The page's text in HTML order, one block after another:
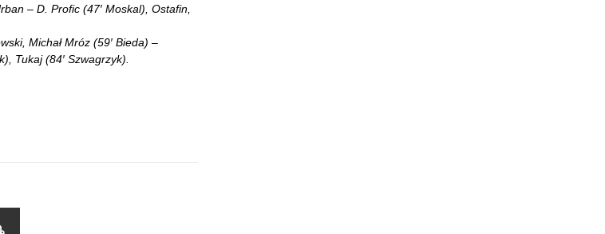
– D. Profic (47′ Moskal), Ostafin,
Michał Mróz (59′ Bieda) –
Tukaj (84′ Szwagrzyk).